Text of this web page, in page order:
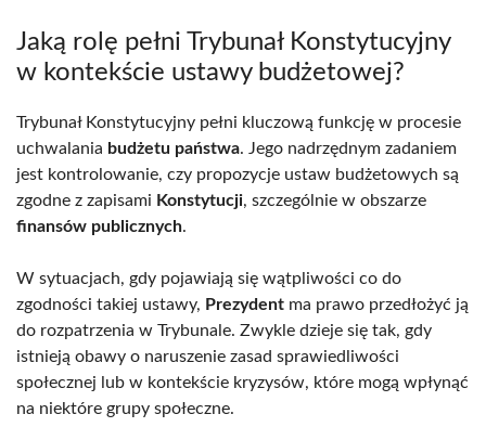
Jaką rolę pełni Trybunał Konstytucyjny
w kontekście ustawy budżetowej?
Trybunał Konstytucyjny pełni kluczową funkcję w procesie
uchwalania budżetu państwa. Jego nadrzędnym zadaniem
jest kontrolowanie, czy propozycje ustaw budżetowych są
zgodne z zapisami Konstytucji, szczególnie w obszarze
finansów publicznych.
W sytuacjach, gdy pojawiają się wątpliwości co do
zgodności takiej ustawy, Prezydent ma prawo przedłożyć ją
do rozpatrzenia w Trybunale. Zwykle dzieje się tak, gdy
istnieją obawy o naruszenie zasad sprawiedliwości
społecznej lub w kontekście kryzysów, które mogą wpłynąć
na niektóre grupy społeczne.